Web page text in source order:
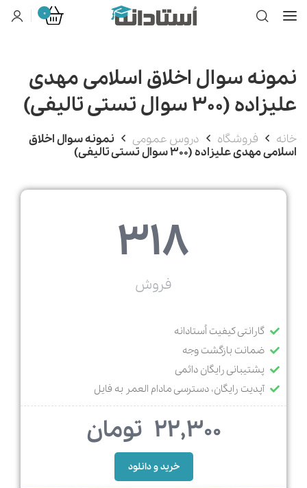
0
نمونه سوال اخلاق اسلامی مهدی
علیزاده (300 سوال تستی تالیفی)
خانه فروشگاه دروس عمومی
نمونه سوال اخلاق
اسلامی مهدی علیزاده (300 سوال تستی تالیفی)
318
فروش
گارانتی کیفیت اُستادانه
ضمانت بازگشت وجه
پشتیبانی رایگان دائمی
آپدیت رایگان، دسترسی مادام العمر به فایل
22,300 تومان
خرید و دانلود